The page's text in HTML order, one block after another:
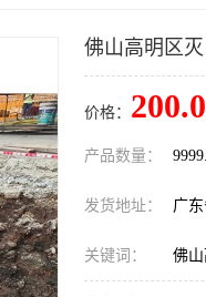
佛山高明区
价格：
产品数量：
发货地址： 广
关键词： 佛